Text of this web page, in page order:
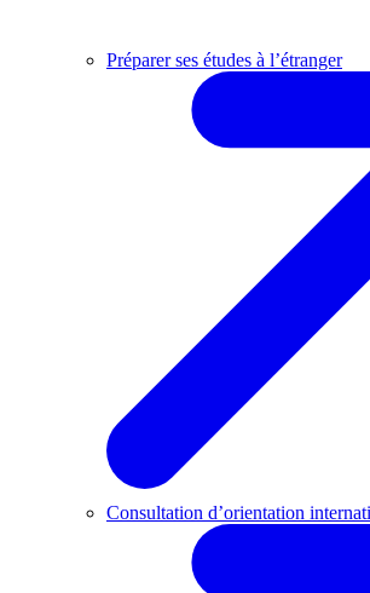
Préparer ses études à l’étranger
Consultation d’orientation